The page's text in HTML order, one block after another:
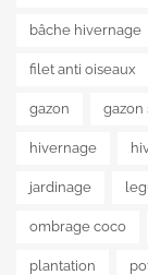
bâche hivernage
filet anti oiseaux
gazon gazon
hivernage
jardinage
ombrage coco
plantation